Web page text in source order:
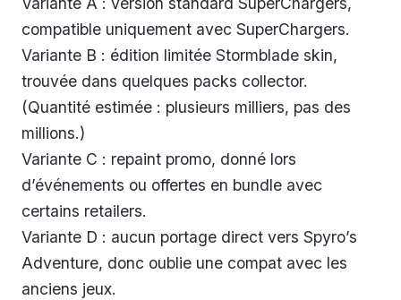
compatible uniquement avec SuperChargers.
Variante B : édition limitée Stormblade skin,
trouvée dans quelques packs collector.
(Quantité estimée : plusieurs milliers, pas des
millions.)
Variante C : repaint promo, donné lors
d’événements ou offertes en bundle avec
certains retailers.
Variante D : aucun portage direct vers Spyro’s
Adventure, donc oublie une compat avec les
anciens jeux.